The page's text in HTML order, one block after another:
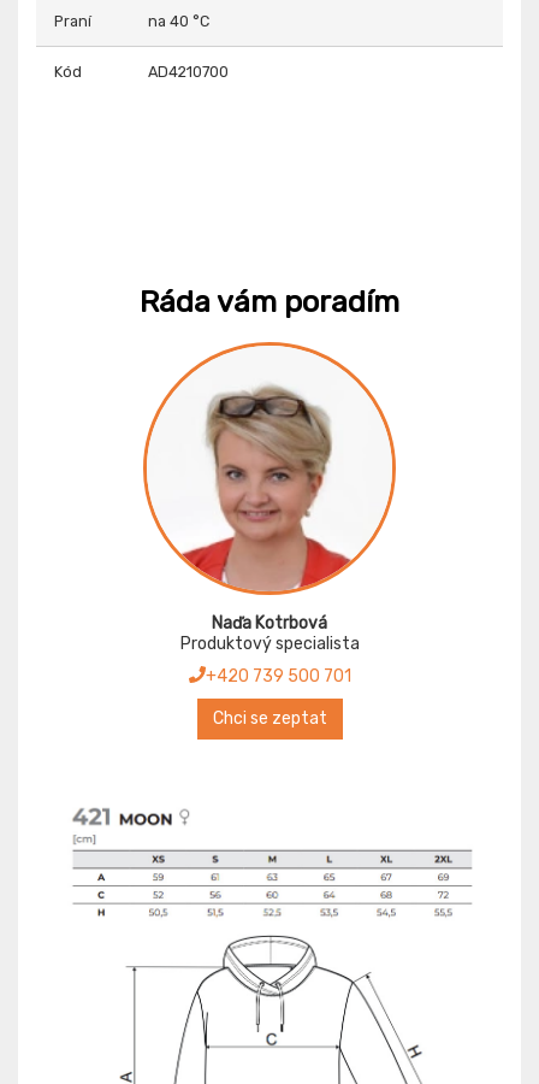
Praní na 40 °C
Kód AD4210700
Ráda vám poradím
Naďa Kotrbová
Produktový specialista
+420 739 500 701
Chci se zeptat